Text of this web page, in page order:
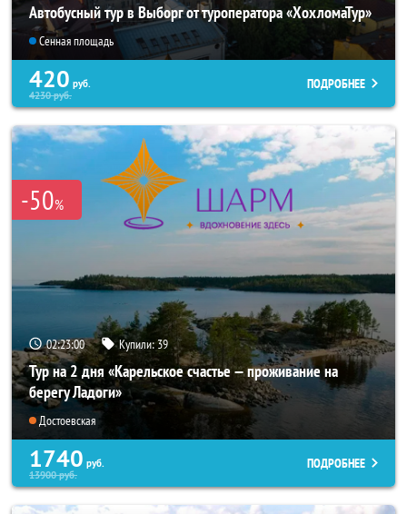
Автобусный тур в Выборг от туроператора «ХохломаТур»
Сенная площадь
420 руб.
4230руб.
ПОДРОБНЕЕ
-50%
02:22:59 Купили:39
Тур на 2 дня «Карельское счастье — проживание на
берегу Ладоги»
Достоевская
1740 руб.
13900руб.
ПОДРОБНЕЕ